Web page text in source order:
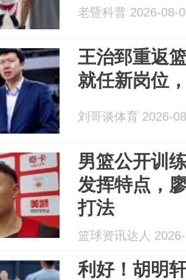
老曁科普 2026-08-
王治郅重返
就任新岗位
刘哥谈体育 2026-
男篮公开训
发挥特点，
打法
篮球资讯达人
利好！胡明